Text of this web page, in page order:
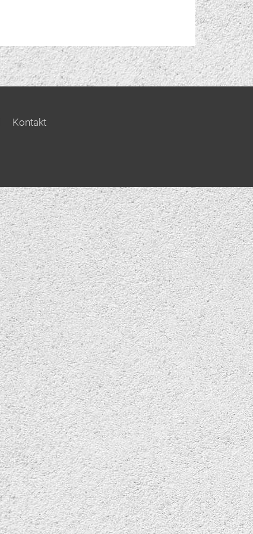
Kontakt